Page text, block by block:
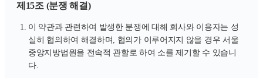
제15조 (분쟁 해결)
이 약관과 관련하여 발생한 분쟁에 대해 회사와 이용자는 성
실히 협의하여 해결하며, 협의가 이루어지지 않을 경우 서울
중앙지방법원을 전속적 관할로 하여 소를 제기할 수 있습니
다.